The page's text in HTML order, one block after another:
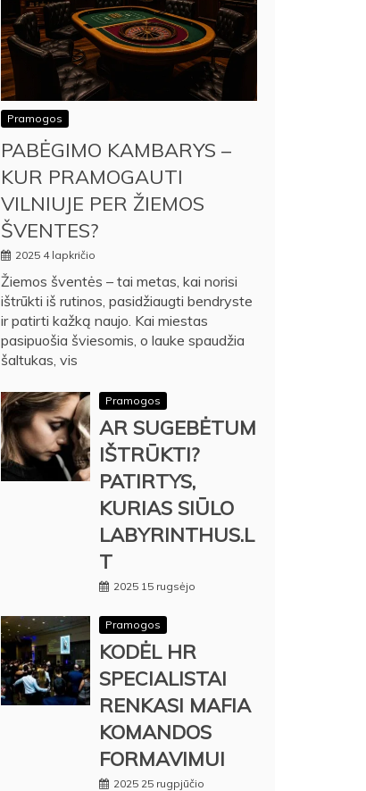
Pramogos
PABĖGIMO KAMBARYS –
KUR PRAMOGAUTI
VILNIUJE PER ŽIEMOS
ŠVENTES?
2025 4 lapkričio
Žiemos šventės – tai metas, kai norisi
ištrūkti iš rutinos, pasidžiaugti bendryste
ir patirti kažką naujo. Kai miestas
pasipuošia šviesomis, o lauke spaudžia
šaltukas, vis
Pramogos
AR SUGEBĖTUM
IŠTRŪKTI?
PATIRTYS,
KURIAS SIŪLO
LABYRINTHUS.L
T
2025 15 rugsėjo
Pramogos
KODĖL HR
SPECIALISTAI
RENKASI MAFIA
KOMANDOS
FORMAVIMUI
2025 25 rugpjūčio